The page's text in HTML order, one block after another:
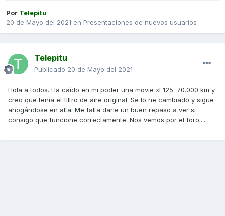
Por Telepitu
20 de Mayo del 2021 en Presentaciones de nuevos usuarios
Telepitu
Publicado 20 de Mayo del 2021
Hola a todos. Ha caído en mi poder una movie xl 125. 70.000 km y
creo que tenía el filtro de aire original. Se lo he cambiado y sigue
ahogándose en alta. Me falta darle un buen repaso a ver si
consigo que funcione correctamente. Nos vemos por el foro.....